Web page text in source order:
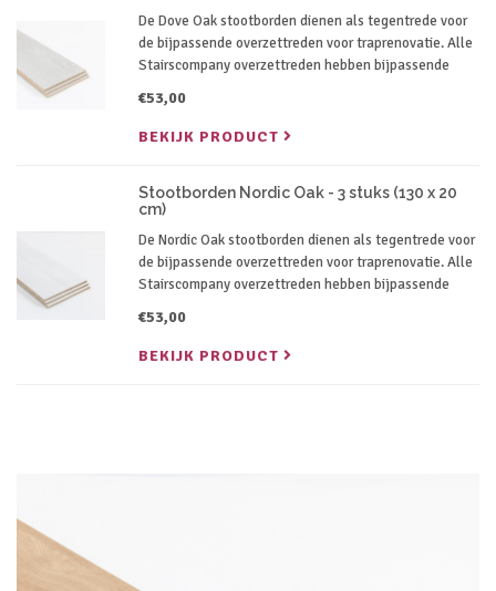
De Dove Oak stootborden dienen als tegentrede voor
de bijpassende overzettreden voor traprenovatie. Alle
Stairscompany overzettreden hebben bijpassende
€53,00
BEKIJK PRODUCT
Stootborden Nordic Oak - 3 stuks (130 x 20
cm)
De Nordic Oak stootborden dienen als tegentrede voor
de bijpassende overzettreden voor traprenovatie. Alle
Stairscompany overzettreden hebben bijpassende
€53,00
BEKIJK PRODUCT